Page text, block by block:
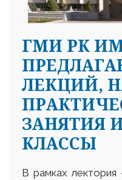
ГМИ РК
ЛЕКЦИЙ,
ЗАНЯТИЯ
КЛАССЫ
В рамках